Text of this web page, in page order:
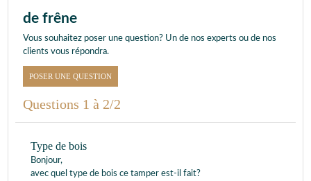
de frêne
Vous souhaitez poser une question? Un de nos experts ou de nos
clients vous répondra.
POSER UNE QUESTION
Questions 1 à 2/2
Type de bois
Bonjour,
avec quel type de bois ce tamper est-il fait?